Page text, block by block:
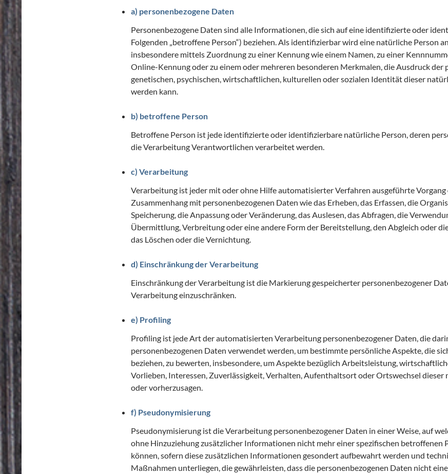
a) personenbezogene Daten
Personenbezogene Daten sind alle Informationen, die sich auf eine identifizierte oder
Folgenden „betroffene Person“) beziehen. Als identifizierbar wird eine natürliche Person
insbesondere mittels Zuordnung zu einer Kennung wie einem Namen, zu einer
Online-Kennung oder zu einem oder mehreren besonderen Merkmalen, die Ausdruck der
genetischen, psychischen, wirtschaftlichen, kulturellen oder sozialen Identität dieser
werden kann.
b) betroffene Person
Betroffene Person ist jede identifizierte oder identifizierbare natürliche Person, deren
die Verarbeitung Verantwortlichen verarbeitet werden.
c) Verarbeitung
Verarbeitung ist jeder mit oder ohne Hilfe automatisierter Verfahren ausgeführte Vorgang
Zusammenhang mit personenbezogenen Daten wie das Erheben, das Erfassen, die
Speicherung, die Anpassung oder Veränderung, das Auslesen, das Abfragen, die
Übermittlung, Verbreitung oder eine andere Form der Bereitstellung, den Abgleich oder
das Löschen oder die Vernichtung.
d) Einschränkung der Verarbeitung
Einschränkung der Verarbeitung ist die Markierung gespeicherter personenbezogener
Verarbeitung einzuschränken.
e) Profiling
Profiling ist jede Art der automatisierten Verarbeitung personenbezogener Daten, die
personenbezogenen Daten verwendet werden, um bestimmte persönliche Aspekte, die
beziehen, zu bewerten, insbesondere, um Aspekte bezüglich Arbeitsleistung,
Vorlieben, Interessen, Zuverlässigkeit, Verhalten, Aufenthaltsort oder Ortswechsel dieser
oder vorherzusagen.
f) Pseudonymisierung
Pseudonymisierung ist die Verarbeitung personenbezogener Daten in einer Weise, auf
ohne Hinzuziehung zusätzlicher Informationen nicht mehr einer spezifischen betroffenen
können, sofern diese zusätzlichen Informationen gesondert aufbewahrt werden und
Maßnahmen unterliegen, die gewährleisten, dass die personenbezogenen Daten nicht